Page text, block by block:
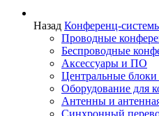
Назад Конференц-
Проводные
Беспроводные
Аксессуары и ПО
Центральные
Оборудование для
Антенны и
Синхронный